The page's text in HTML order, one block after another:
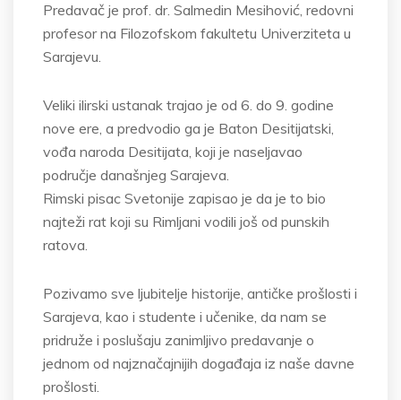
Predavač je prof. dr. Salmedin Mesihović, redovni
profesor na Filozofskom fakultetu Univerziteta u
Sarajevu.
Veliki ilirski ustanak trajao je od 6. do 9. godine
nove ere, a predvodio ga je Baton Desitijatski,
vođa naroda Desitijata, koji je naseljavao
područje današnjeg Sarajeva.
Rimski pisac Svetonije zapisao je da je to bio
najteži rat koji su Rimljani vodili još od punskih
ratova.
Pozivamo sve ljubitelje historije, antičke prošlosti i
Sarajeva, kao i studente i učenike, da nam se
pridruže i poslušaju zanimljivo predavanje o
jednom od najznačajnijih događaja iz naše davne
prošlosti.